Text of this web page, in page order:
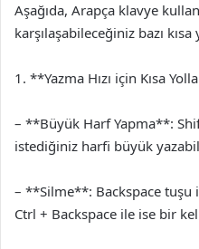
Aşağıda, Arapça klavye
karşılaşabileceğiniz bazı
1. **Yazma Hızı için Kısa
– **Büyük Harf Yapma**:
istediğiniz harfi büyük
– **Silme**: Backspace
Ctrl + Backspace ile ise bir